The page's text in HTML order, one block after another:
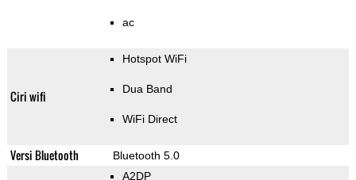
ac
Ciri wifi
Hotspot WiFi
Dua Band
WiFi Direct
Versi Bluetooth Bluetooth 5.0
A2DP